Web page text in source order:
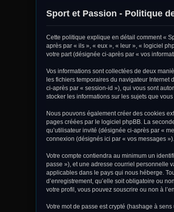
Sport et Passion - Politique
Cette politique explique en détail comment «
après par « ils », « eux », « leur », « logiciel
votre part (désignée ci-après par « vos
Vos informations sont collectées de deux
les fichiers temporaires du navigateur
ci-après par « session-id »), qui vous sont
stocker les informations sur les sujets que
Nous pouvons également créer des cookies
pages créées par le logiciel phpBB. La
qu’utilisateur invité (désignée ci-après par «
connexion (désignés ici par « vos messages »).
Votre compte contiendra au minimum un
passe »), et une adresse courriel personnelle
applicables dans le pays qui nous héberge.
d’enregistrement, qu’elle soit obligatoire ou
votre profil, vous pouvez souscrire ou non à
Votre mot de passe est crypté (hashage à